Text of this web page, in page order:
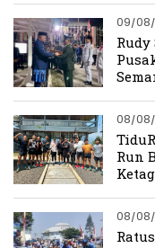
09/
08/
Run
08/